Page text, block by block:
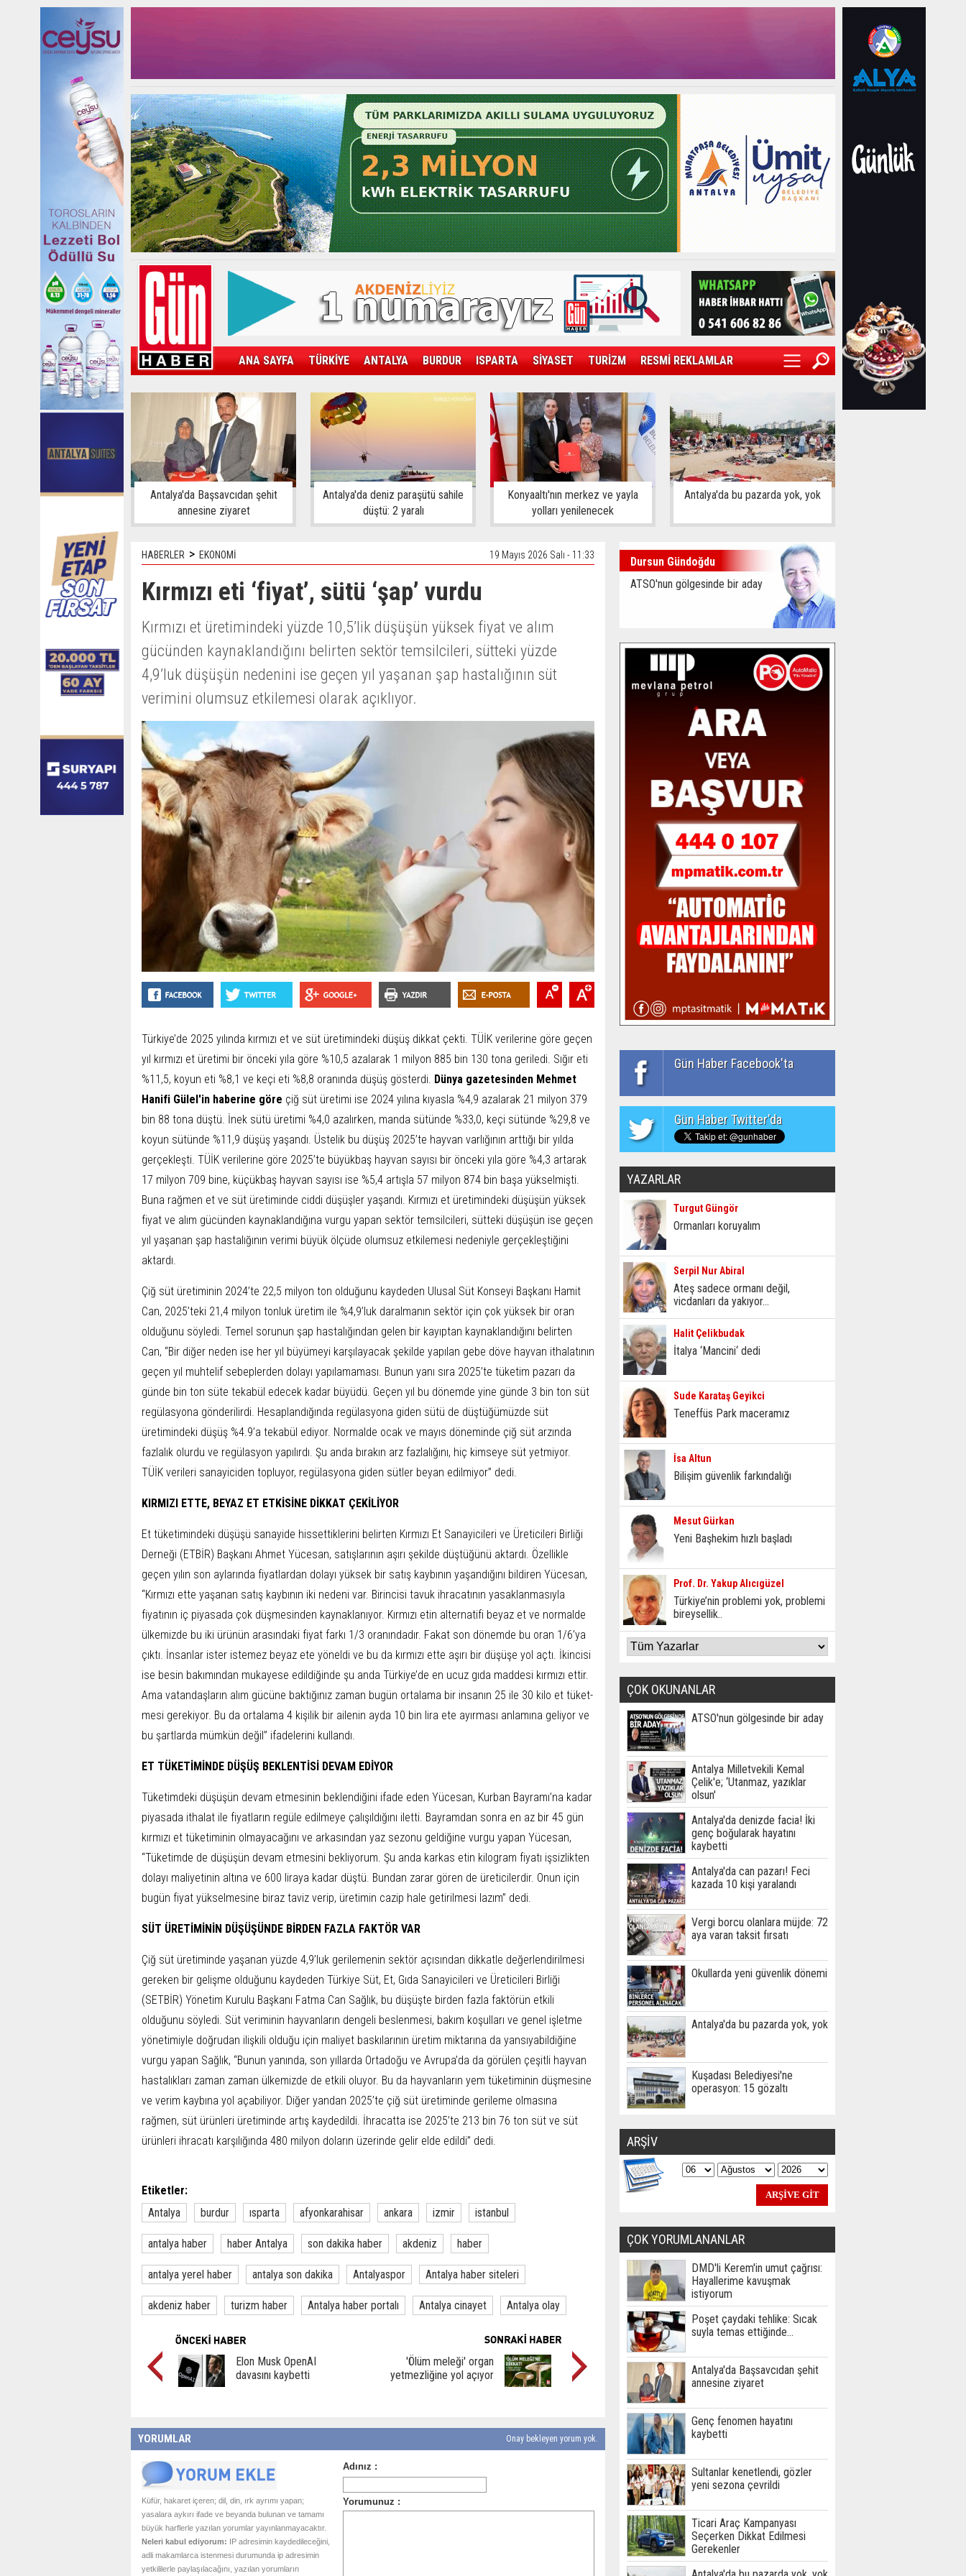
ANA SAYFA TÜRKİYE ANTALYA BURDUR ISPARTA SİYASET TURİZM RESMİ REKLAMLAR
KAMPÜS SPOR GÜN'ÜN ÜRÜNÜ SAĞLIK EKONOMİ DÜNYA
Antalya'da Başsavcıdan şehit
annesine ziyaret
Antalya'da deniz paraşütü sahile
düştü: 2 yaralı
Konyaaltı'nın merkez ve yayla
yolları yenilenecek
Antalya'da bu pazarda yok, yok
HABERLER > EKONOMİ 19 Mayıs 2026 Salı - 11:33
Kırmızı eti ‘fiyat’, sütü ‘şap’ vurdu
Kırmızı et üretimindeki yüzde 10,5’lik düşüşün yüksek fiyat ve alım
gücünden kaynaklandığını belirten sektör temsilcileri, sütteki yüzde
4,9’luk düşüşün nedenini ise geçen yıl yaşanan şap hastalığının süt
verimini olumsuz etkilemesi olarak açıklıyor.
Türkiye’de 2025 yılında kırmızı et ve süt üreti­mindeki düşüş dikkat çekti. TÜİK verilerine göre ge­çen
yıl kırmızı et üretimi bir önceki yıla göre %10,5 azalarak 1 milyon 885 bin 130 tona geri­ledi. Sığır eti
%11,5, koyun eti %8,1 ve keçi eti %8,8 oranında düşüş gösterdi. Dünya gazetesinden Mehmet
Hanifi Gülel'in haberine göre çiğ süt üreti­mi ise 2024 yılına kıyasla %4,9 azalarak 21 milyon 379
bin 88 tona düştü. İnek sütü üretimi %4,0 azalırken, manda sütünde %33,0, keçi sütünde %29,8 ve
koyun sütünde %11,9 düşüş ya­şandı. Üstelik bu düşüş 2025’te hayvan varlığının arttığı bir yıl­da
gerçekleşti. TÜİK verilerine göre 2025’te büyükbaş hayvan sayısı bir önceki yıla göre %4,3 artarak
17 milyon 709 bine, kü­çükbaş hayvan sayısı ise %5,4 artışla 57 milyon 874 bin başa yükselmişti.
Buna rağmen et ve süt üretiminde ciddi düşüşler yaşandı. Kırmızı et üretimin­deki düşüşün yüksek
fiyat ve alım gücünden kaynaklandığı­na vurgu yapan sektör temsilci­leri, sütteki düşüşün ise geçen
yıl yaşanan şap hastalığının ve­rimi büyük ölçüde olumsuz et­kilemesi nedeniyle gerçekleş­tiğini
aktardı.
Çiğ süt üretiminin 2024’te 22,5 milyon ton olduğunu kaydeden Ulusal Süt Konseyi Başkanı Hamit
Can, 2025’te­ki 21,4 milyon tonluk üretim ile %4,9’luk daralmanın sektör için çok yüksek bir oran
oldu­ğunu söyledi. Temel sorunun şap hastalığından gelen bir ka­yıptan kaynaklandığını belir­ten
Can, “Bir diğer neden ise her yıl büyümeyi karşılayacak şekilde yapılan gebe döve hay­van ithalatının
geçen yıl muh­telif sebeplerden dolayı ya­pılamaması. Bunun yanı sıra 2025’te tüketim pazarı da
gün­de bin ton süte tekabül edecek kadar büyüdü. Geçen yıl bu dö­nemde yine günde 3 bin ton süt
regülasyona gönderilirdi. He­saplandığında regülasyona gi­den sütü de düştüğümüzde süt
üretimindeki düşüş %4.9’a te­kabül ediyor. Normalde ocak ve mayıs döneminde çiğ süt ar­zında
fazlalık olurdu ve regü­lasyon yapılırdı. Şu anda bıra­kın arz fazlalığını, hiç kimseye süt yetmiyor.
TÜİK verileri sa­nayiciden topluyor, regülasyo­na giden sütler beyan edilmi­yor” dedi.
KIRMIZI ETTE, BEYAZ ET ETKİSİNE DİKKAT ÇEKİLİYOR
Et tüketimindeki düşüşü sa­nayide hissettiklerini belir­ten Kırmızı Et Sanayicileri ve Üreticileri Birliği
Derneği (ET­BİR) Başkanı Ahmet Yücesan, satışlarının aşırı şekilde düş­tüğünü aktardı. Özellikle
geçen yılın son aylarında fiyatlardan dolayı yüksek bir satış kaybı­nın yaşandığını bildiren Yüce­san,
“Kırmızı ette yaşanan satış kaybının iki nedeni var. Birin­cisi tavuk ihracatının yasak­lanmasıyla
fiyatının iç piyasa­da çok düşmesinden kaynakla­nıyor. Kırmızı etin alternatifi beyaz et ve normalde
ülkemiz­de bu iki ürünün arasındaki fi­yat farkı 1/3 oranındadır. Fa­kat son dönemde bu oran 1/6’ya
çıktı. İnsanlar ister istemez be­yaz ete yöneldi ve bu da kırmı­zı ette aşırı bir düşüşe yol açtı. İkincisi
ise besin bakımından mukayese edildiğinde şu anda Türkiye’de en ucuz gıda mad­desi kırmızı ettir.
Ama vatan­daşların alım gücüne baktığı­nız zaman bugün ortalama bir insanın 25 ile 30 kilo et tüket­
mesi gerekiyor. Bu da ortalama 4 kişilik bir ailenin ayda 10 bin lira ete ayırması anlamına ge­liyor ve
bu şartlarda mümkün değil” ifadelerini kullandı.
ET TÜKETİMİNDE DÜŞÜŞ BEKLENTİSİ DEVAM EDİYOR
Tüketimdeki düşüşün de­vam etmesinin beklendiği­ni ifade eden Yücesan, Kurban Bayramı’na kadar
piyasada it­halat ile fiyatların regüle edil­meye çalışıldığını iletti. Bay­ramdan sonra en az bir 45 gün
kırmızı et tüketiminin olmaya­cağını ve arkasından yaz sezo­nu geldiğine vurgu yapan Yü­cesan,
“Tüketimde de düşüşün devam etmesini bekliyorum. Şu anda karkas etin kilogram fiyatı işsizlikten
dolayı maliye­tinin altına ve 600 liraya kadar düştü. Bundan zarar gören de üreticilerdir. Onun için
bugün fiyat yükselmesine biraz taviz verip, üretimin cazip hale geti­rilmesi lazım” dedi.
SÜT ÜRETİMİNİN DÜŞÜŞÜNDE BİRDEN FAZLA FAKTÖR VAR
Çiğ süt üretiminde yaşanan yüzde 4,9’luk gerilemenin sektör açısından dikkatle değerlendirilmesi
gereken bir gelişme olduğunu kaydeden Türkiye Süt, Et, Gıda Sanayicileri ve Üreticileri Birliği
(SETBİR) Yönetim Kurulu Başkanı Fatma Can Sağlık, bu düşüşte birden fazla faktörün etkili
olduğunu söyledi. Süt veriminin hayvanların dengeli beslenmesi, bakım koşulları ve genel işletme
yönetimiyle doğrudan ilişkili olduğu için maliyet baskılarının üretim miktarına da yansıyabildiğine
vurgu yapan Sağlık, “Bunun yanında, son yıllarda Ortadoğu ve Avrupa’da da görülen çeşitli hayvan
hastalıkları zaman zaman ülkemizde de etkili oluyor. Bu da hayvanların yem tüketiminin düşmesine
ve verim kaybına yol açabiliyor. Diğer yandan 2025’te çiğ süt üretiminde gerileme olmasına
rağmen, süt ürünleri üretiminde artış kaydedildi. İhracatta ise 2025’te 213 bin 76 ton süt ve süt
ürünleri ihracatı karşılığında 480 milyon doların üzerinde gelir elde edildi” dedi.
Etiketler:
Antalya
burdur ısparta afyonkarahisar ankara izmir istanbul
antalya haber haber Antalya son dakika haber akdeniz haber
antalya yerel haber antalya son dakika Antalyaspor Antalya haber siteleri
akdeniz haber turizm haber Antalya haber portalı Antalya cinayet Antalya olay
Elon Musk OpenAI
davasını kaybetti
'Ölüm meleği' organ
yetmezliğine yol açıyor
YORUMLAR Onay bekleyen yorum yok.
Küfür, hakaret içeren; dil, din, ırk ayrımı yapan;
yasalara aykırı ifade ve beyanda bulunan ve tamamı
büyük harflerle yazılan yorumlar yayınlanmayacaktır.
Neleri kabul ediyorum: IP adresimin kaydedileceğini,
adli makamlarca istenmesi durumunda ip adresimin
yetkililerle paylaşılacağını, yazılan yorumların
Dursun Gündoğdu
ATSO'nun gölgesinde bir aday
Gün Haber Facebook'ta
Gün Haber Twitter'da
YAZARLAR
Turgut Güngör
Ormanları koruyalım
Serpil Nur Abiral
Ateş sadece ormanı değil,
vicdanları da yakıyor...
Halit Çelikbudak
İtalya ‘Mancini‘ dedi
Sude Karataş Geyikci
Teneffüs Park maceramız
İsa Altun
Bilişim güvenlik farkındalığı
Mesut Gürkan
Yeni Başhekim hızlı başladı
Prof. Dr. Yakup Alıcıgüzel
Türkiye’nin problemi yok, problemi
bireysellik..
ÇOK OKUNANLAR
ATSO'nun gölgesinde bir aday
Antalya Milletvekili Kemal
Çelik'e; ‘Utanmaz, yazıklar
olsun'
Antalya'da denizde facia! İki
genç boğularak hayatını
kaybetti
Antalya'da can pazarı! Feci
kazada 10 kişi yaralandı
Vergi borcu olanlara müjde: 72
aya varan taksit fırsatı
Okullarda yeni güvenlik dönemi
Antalya'da bu pazarda yok, yok
Kuşadası Belediyesi'ne
operasyon: 15 gözaltı
ARŞİV
ÇOK YORUMLANANLAR
DMD'li Kerem'in umut çağrısı:
Hayallerime kavuşmak
istiyorum
Poşet çaydaki tehlike: Sıcak
suyla temas ettiğinde...
Antalya'da Başsavcıdan şehit
annesine ziyaret
Genç fenomen hayatını
kaybetti
Sultanlar kenetlendi, gözler
yeni sezona çevrildi
Ticari Araç Kampanyası
Seçerken Dikkat Edilmesi
Gerekenler